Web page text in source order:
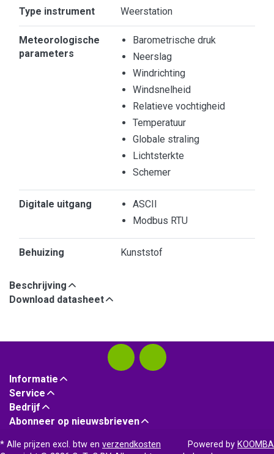
Type instrument Weerstation
Meteorologische
parameters
Barometrische druk
Neerslag
Windrichting
Windsnelheid
Relatieve vochtigheid
Temperatuur
Globale straling
Lichtsterkte
Schemer
Digitale uitgang
ASCII
Modbus RTU
Behuizing Kunststof
Beschrijving
Download datasheet
Informatie
Service
Bedrijf
Abonneer op nieuwsbrieven
* Alle prijzen excl. btw en verzendkosten Powered by KOOMBA